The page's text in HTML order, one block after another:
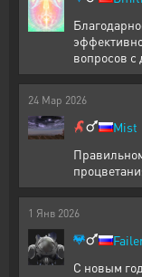
вопросов с
24 Мар 2026
Mist
1 Янв 2026
С новым